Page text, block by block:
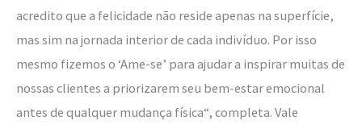
acredito que a felicidade não reside apenas na superfície,
mas sim na jornada interior de cada indivíduo. Por isso
mesmo fizemos o ‘Ame-se’ para ajudar a inspirar muitas de
nossas clientes a priorizarem seu bem-estar emocional
antes de qualquer mudança física“, completa. Vale